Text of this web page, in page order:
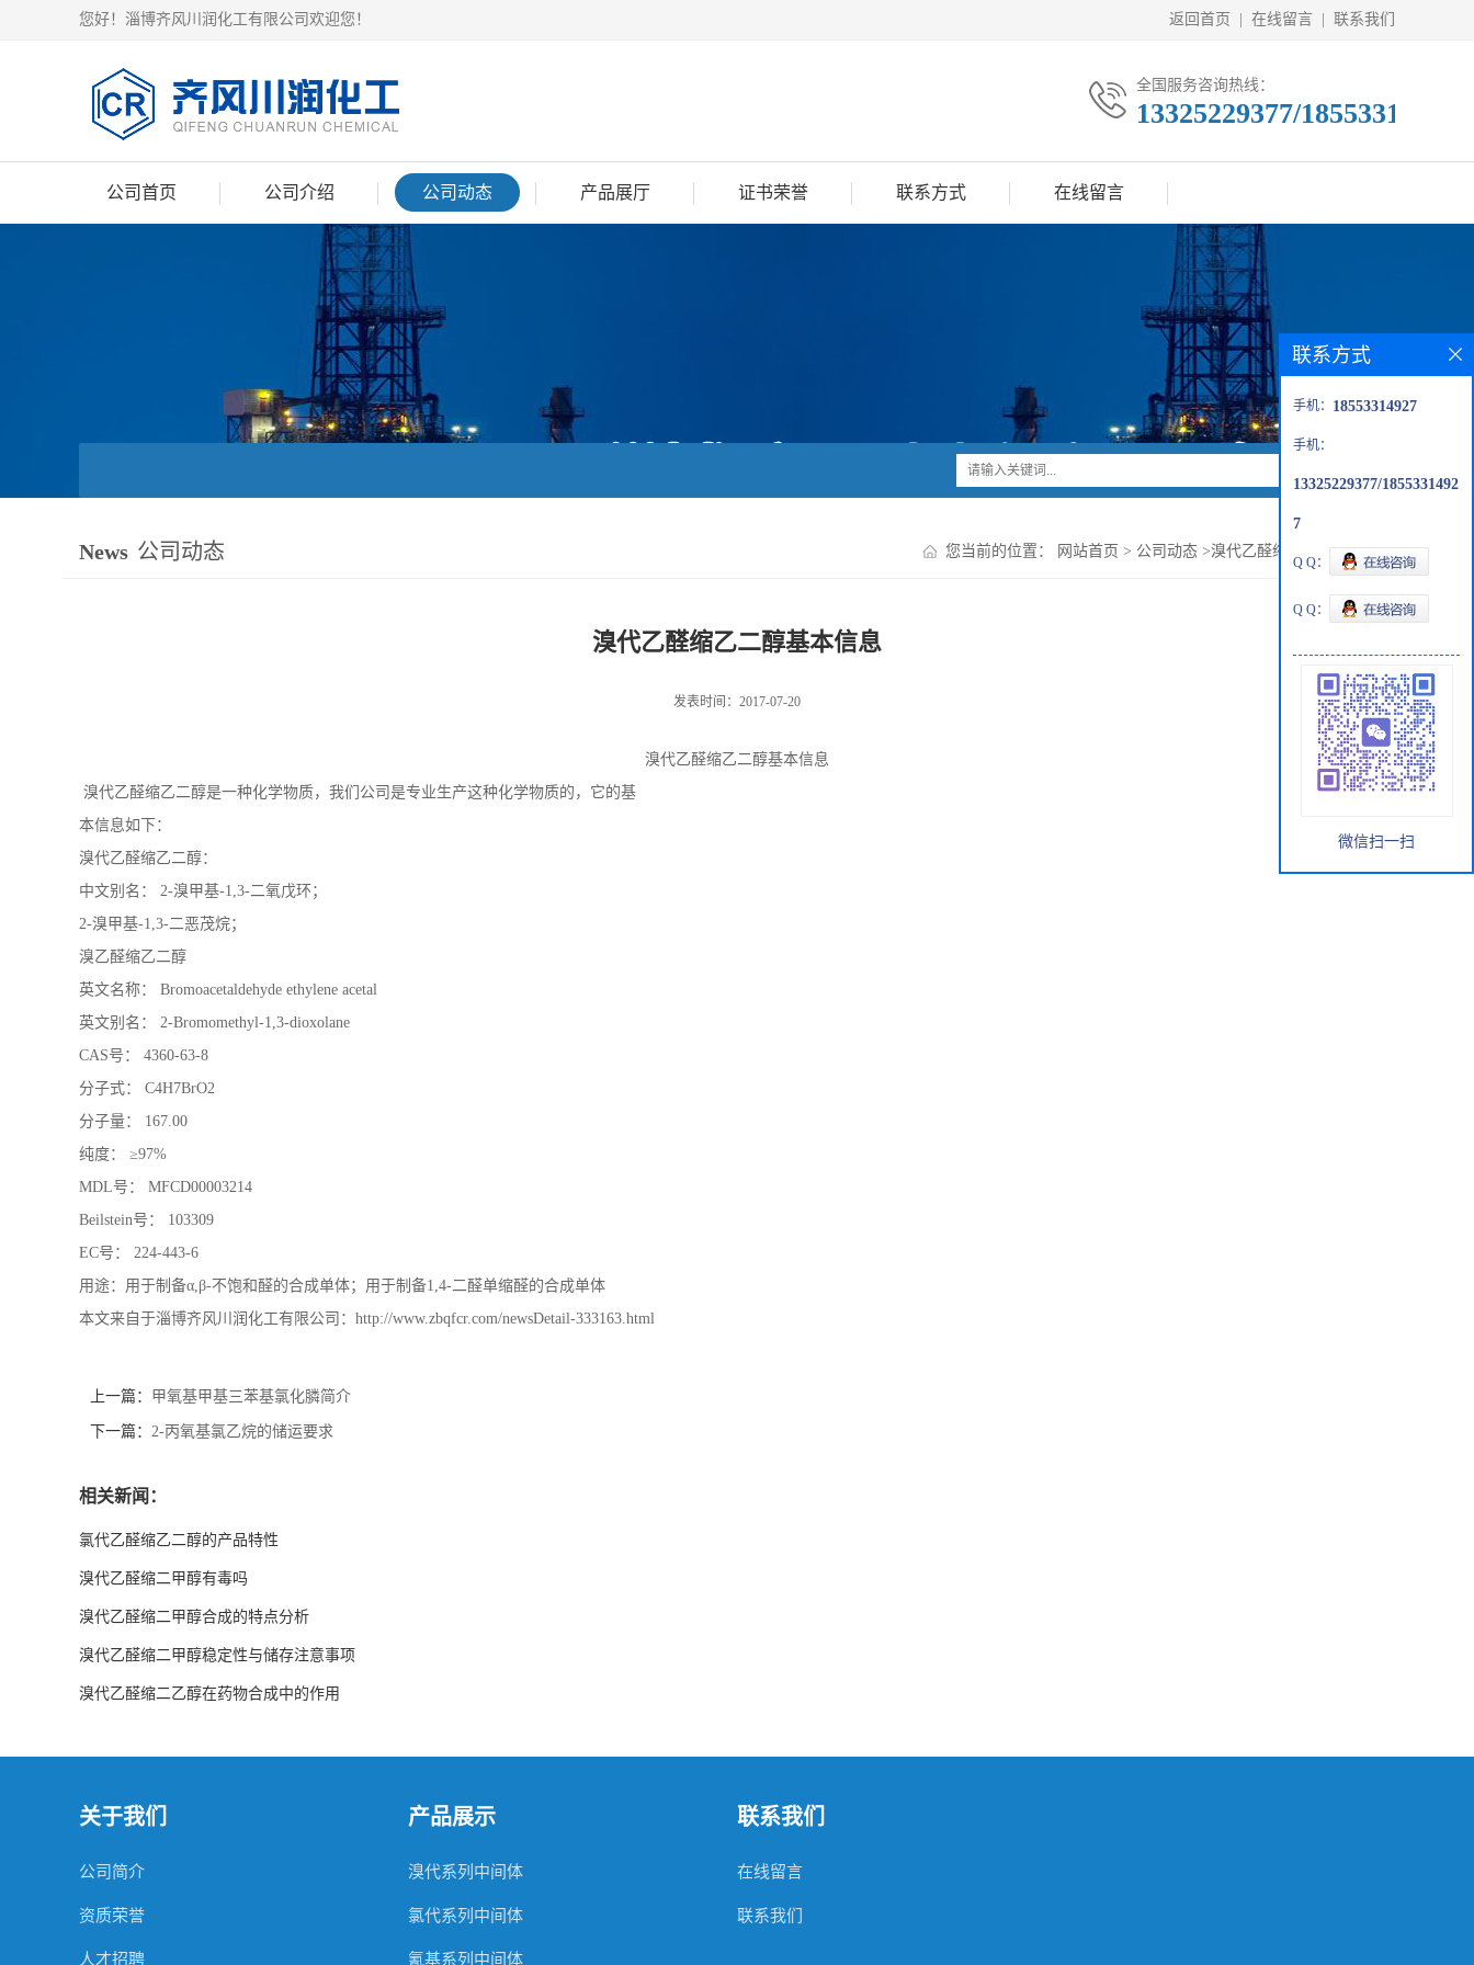
您好！淄博齐风川润化工有限公司欢迎您！ 返回首页 在线留言 联系我们
全国服务咨询热线：
13325229377/18553314927
公司首页 公司介绍 公司动态 产品展厅 证书荣誉 联系方式 在线留言
News 公司动态 您当前的位置： 网站首页 > 公司动态 >溴代乙醛缩乙二醇基本信息
溴代乙醛缩乙二醇基本信息
发表时间：2017-07-20
溴代乙醛缩乙二醇基本信息
溴代乙醛缩乙二醇是一种化学物质，我们公司是专业生产这种化学物质的，它的基
本信息如下：
溴代乙醛缩乙二醇：
中文别名： 2-溴甲基-1,3-二氧戊环；
2-溴甲基-1,3-二恶茂烷；
溴乙醛缩乙二醇
英文名称： Bromoacetaldehyde ethylene acetal
英文别名： 2-Bromomethyl-1,3-dioxolane
CAS号： 4360-63-8
分子式： C4H7BrO2
分子量： 167.00
纯度： ≥97%
MDL号： MFCD00003214
Beilstein号： 103309
EC号： 224-443-6
用途：用于制备α,β-不饱和醛的合成单体；用于制备1,4-二醛单缩醛的合成单体
本文来自于淄博齐风川润化工有限公司：http://www.zbqfcr.com/newsDetail-333163.html
上一篇： 甲氧基甲基三苯基氯化膦简介
下一篇： 2-丙氧基氯乙烷的储运要求
相关新闻：
氯代乙醛缩乙二醇的产品特性
溴代乙醛缩二甲醇有毒吗
溴代乙醛缩二甲醇合成的特点分析
溴代乙醛缩二甲醇稳定性与储存注意事项
溴代乙醛缩二乙醇在药物合成中的作用
联系方式
手机： 18553314927
手机：
13325229377/1855331492
7
Q Q：
Q Q：
微信扫一扫
关于我们
公司简介
资质荣誉
人才招聘
产品展示
溴代系列中间体
氯代系列中间体
氰基系列中间体
联系我们
在线留言
联系我们